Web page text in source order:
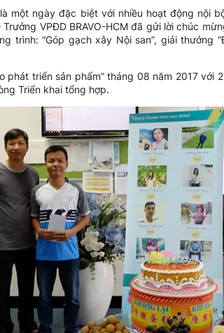
một ngày đặc biệt với nhiều hoạt động nội
VPĐD BRAVO-HCM đã gửi lời chúc
trình: “Góp gạch xây Nội san”, giải thưởng
triển sản phẩm” tháng 08 năm 2017 với
Triển khai tổng hợp.